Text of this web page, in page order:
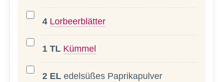
4 Lorbeerblätter
1 TL Kümmel
2 EL edelsüßes Paprikapulver